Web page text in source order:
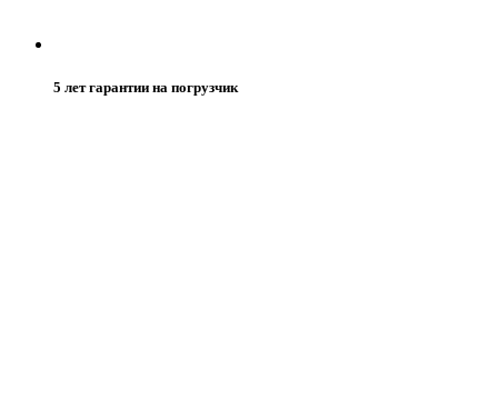
5 лет гарантии на погрузчик